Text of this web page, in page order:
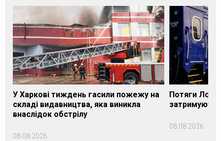
У Харкові тиждень гасили пожежу на
складі видавництва, яка виникла
внаслідок обстрілу
08.08.2026
Потяги
08.08.2026